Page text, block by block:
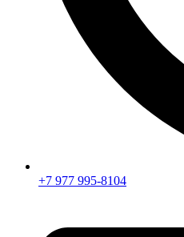
+7 977 995-8104